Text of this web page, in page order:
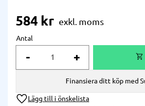
584 kr
Antal
+
-
Lägg till i önskelista
Finansiera ditt köp med